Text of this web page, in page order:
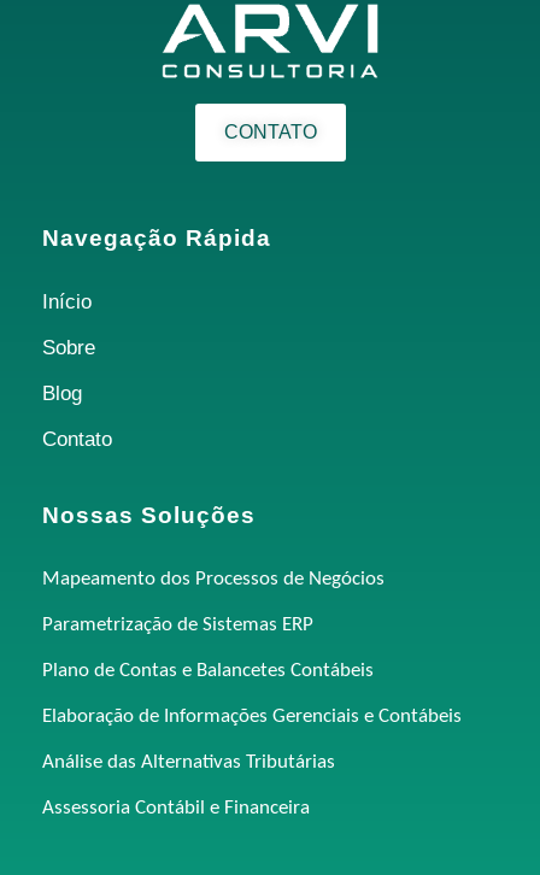
CONTATO
Navegação Rápida
Início
Sobre
Blog
Contato
Nossas Soluções
Mapeamento dos Processos de Negócios
Parametrização de Sistemas ERP
Plano de Contas e Balancetes Contábeis
Elaboração de Informações Gerenciais e Contábeis
Análise das Alternativas Tributárias
Assessoria Contábil e Financeira